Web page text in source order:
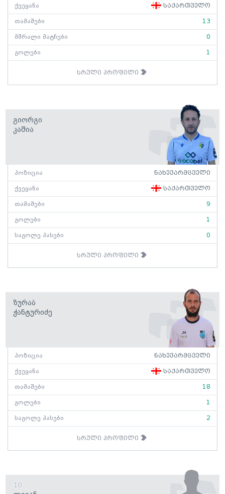
ქვეყანა საქართველო
თამაშები 13
მშრალი მატჩები 0
გოლები 1
სრული პროფილი
Გიორგი
Კაშია
პოზიცია ნახევარმცველი
ქვეყანა საქართველო
თამაშები 9
გოლები 1
საგოლე პასები 0
სრული პროფილი
Ზურაბ
Ჭანტურიძე
პოზიცია ნახევარმცველი
ქვეყანა საქართველო
თამაშები 18
გოლები 1
საგოლე პასები 2
სრული პროფილი
10